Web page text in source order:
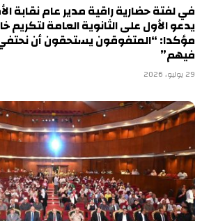
في لفتة حضارية راقية مدير عام نقابة
يدعو الأول على الثانوية العامة لتكريم
مؤكدا: “المتفوقون يستحقون أن
فيهم”
29 يوليو، 2026